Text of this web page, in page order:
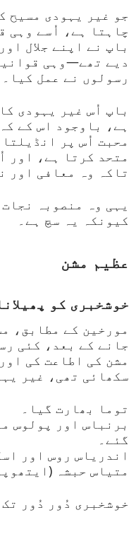
جو غیر یہودی مسیح
چاہتا ہے، اُسے وہی
باپ نے اپنے جلال
دیے تھے—وہی
رسولوں نے عمل کیا۔
باپ اُس غیر یہودی
ہے، باوجود اس کے
محبت اُس پر
متحد کرتا ہے، اور
تاکہ وہ معافی اور
یہی وہ منصوبہ
کیونکہ یہ سچ ہے۔
عظیم مشن
خوشخبری کو
مورخین کے مطابق،
جانے کے بعد، کئی
مشن کی اطاعت کی
سکھائی تھی، غیر
توما بھارت گیا۔
برنباس اور پولوس
گئے۔
اندریاس روس اور
متیاس حبشہ
خوشخبری دُور دُور تک